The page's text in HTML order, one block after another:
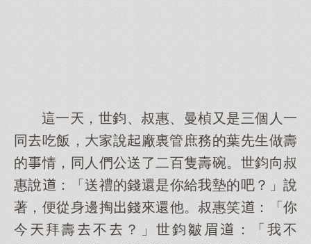
這一，世鈞、叔惠、曼楨又是三個人一
同吃飯，說廠裏管庶務的葉先生做壽
的情，同人們公送了二百隻壽碗。世鈞向叔
惠說：「送禮的錢還是你給我墊的吧？」說
著，便從身邊掏錢來還他。叔惠笑：「你
今拜壽不？」世鈞皺眉：「我不